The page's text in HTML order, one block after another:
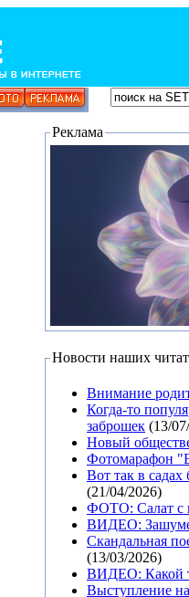
Реклама
Новости наших
Внимание
Когда-то
заброшек (13/
Новый
Фотомарафон
Вот так в
(21/04/2026)
ФОТО: Салат с
ВИДЕО:
Скандальная
(13/03/2026)
ВИДЕО: Какой
Выступление